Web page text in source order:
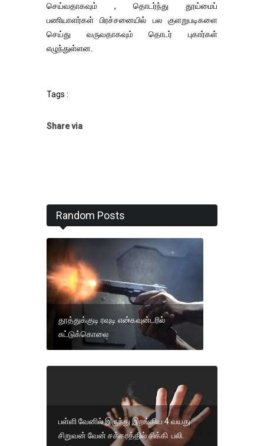
செய்வதாகவும் , தொடர்ந்து தூய்மைப்
பணியாளர்கள் பிரச்சனையில் பல குளறுபடிகளை
செய்து வருவதாகவும் தொடர் புகார்கள்
எழுந்துள்ளன.
Tags :
Share via
Random Posts
தூத்துக்குடி ரவுடி என்கவுன்டரில்
சுட்டுக்கொலை
பள்ளி வேனில் இருந்து இறங்கிய 4 வயது
சிறுவன் வேன் சக்கரத்தில் சிக்கி பலி.